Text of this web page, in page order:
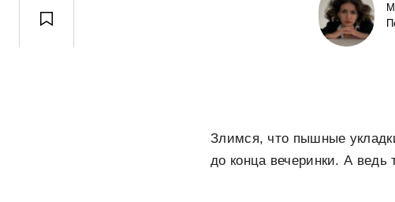
Злимся, что пышные
до конца вечеринки. А ведь